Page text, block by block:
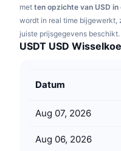
Technologie
NFT
Totale NFT-
Aankomende
Derivaten
Liquidaties
Campagnes
Diamanten
Leren & Verdienen
met ten opzichte van USD
wordt in real time bijgewerkt,
juiste prijsgegevens beschikt.
USDT USD
Datum
Aug 07, 2026
Aug 06, 2026